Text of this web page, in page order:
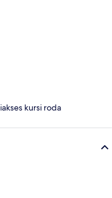
kursi roda